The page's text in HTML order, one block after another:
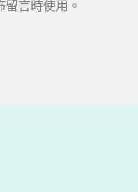
言時使用。